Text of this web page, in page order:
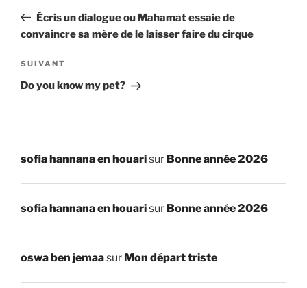
l’article
précédent
Écris un dialogue ou Mahamat essaie de
convaincre sa mère de le laisser faire du cirque
Article
suivant
SUIVANT
Do you know my pet?
sofia hannana en houarisur Bonne année 2026
sofia hannana en houarisur Bonne année 2026
oswa ben jemaasur Mon départ triste